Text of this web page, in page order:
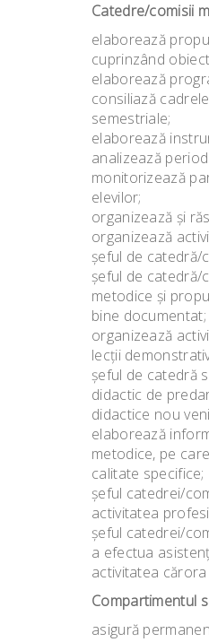
Catedre/comisii
elaborează
cuprinzând
elaborează
consiliază
semestriale;
elaborează
analizează
monitorizează
elevilor;
organizează şi
organizează
şeful de catedră/
şeful de catedră/
metodice şi
bine documentat;
organizează
lecţii
şeful de catedră
didactic de
didactice nou
elaborează
metodice, pe
calitate specifice;
şeful catedrei/
activitatea
şeful catedrei/
a efectua
activitatea
Compartimentul
asigură